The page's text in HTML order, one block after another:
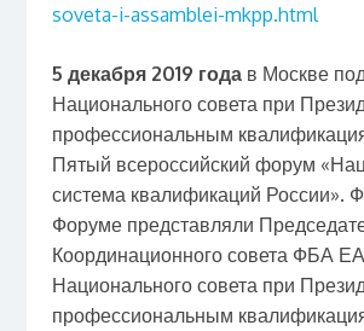
soveta-i-assamblei-mkpp.html
5 декабря 2019 годав Москве
Национального совета при
профессиональным
Пятый всероссийский форум
система квалификаций России».
Форуме представляли
Координационного совета ФБА
Национального совета при
профессиональным